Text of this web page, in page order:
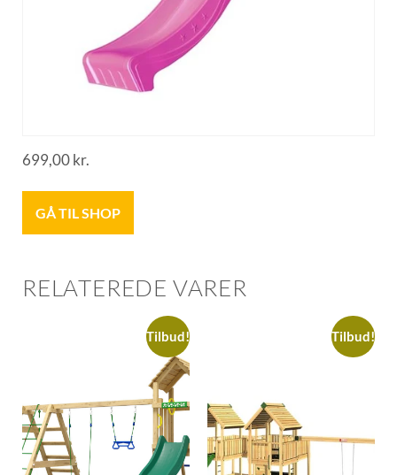
699,00kr.
GÅ TIL SHOP
RELATEREDE VARER
Tilbud! Tilbud!